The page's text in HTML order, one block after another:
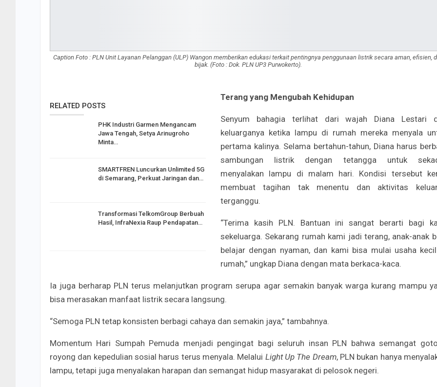
Caption Foto : PLN Unit Layanan Pelanggan (ULP) Wangon memberikan edukasi terkait pentingnya penggunaan listrik secara aman, efisien,
bijak. (Foto : Dok. PLN UP3 Purwokerto).
RELATED POSTS
PHK Industri Garmen Mengancam
Jawa Tengah, Setya Arinugroho
Minta…
SMARTFREN Luncurkan Unlimited 5G
di Semarang, Perkuat Jaringan dan…
Transformasi TelkomGroup Berbuah
Hasil, InfraNexia Raup Pendapatan…
Terang yang Mengubah Kehidupan
Senyum bahagia terlihat dari wajah Diana Lestari
keluarganya ketika lampu di rumah mereka menyala
pertama kalinya. Selama bertahun-tahun, Diana harus
sambungan listrik dengan tetangga untuk
menyalakan lampu di malam hari. Kondisi tersebut
membuat tagihan tak menentu dan aktivitas
terganggu.
“Terima kasih PLN. Bantuan ini sangat berarti bagi
sekeluarga. Sekarang rumah kami jadi terang, anak-anak
belajar dengan nyaman, dan kami bisa mulai usaha
rumah,” ungkap Diana dengan mata berkaca-kaca.
Ia juga berharap PLN terus melanjutkan program serupa agar semakin banyak warga kurang mampu
bisa merasakan manfaat listrik secara langsung.
“Semoga PLN tetap konsisten berbagi cahaya dan semakin jaya,” tambahnya.
Momentum Hari Sumpah Pemuda menjadi pengingat bagi seluruh insan PLN bahwa semangat
royong dan kepedulian sosial harus terus menyala. Melalui Light Up The Dream, PLN bukan hanya
lampu, tetapi juga menyalakan harapan dan semangat hidup masyarakat di pelosok negeri.